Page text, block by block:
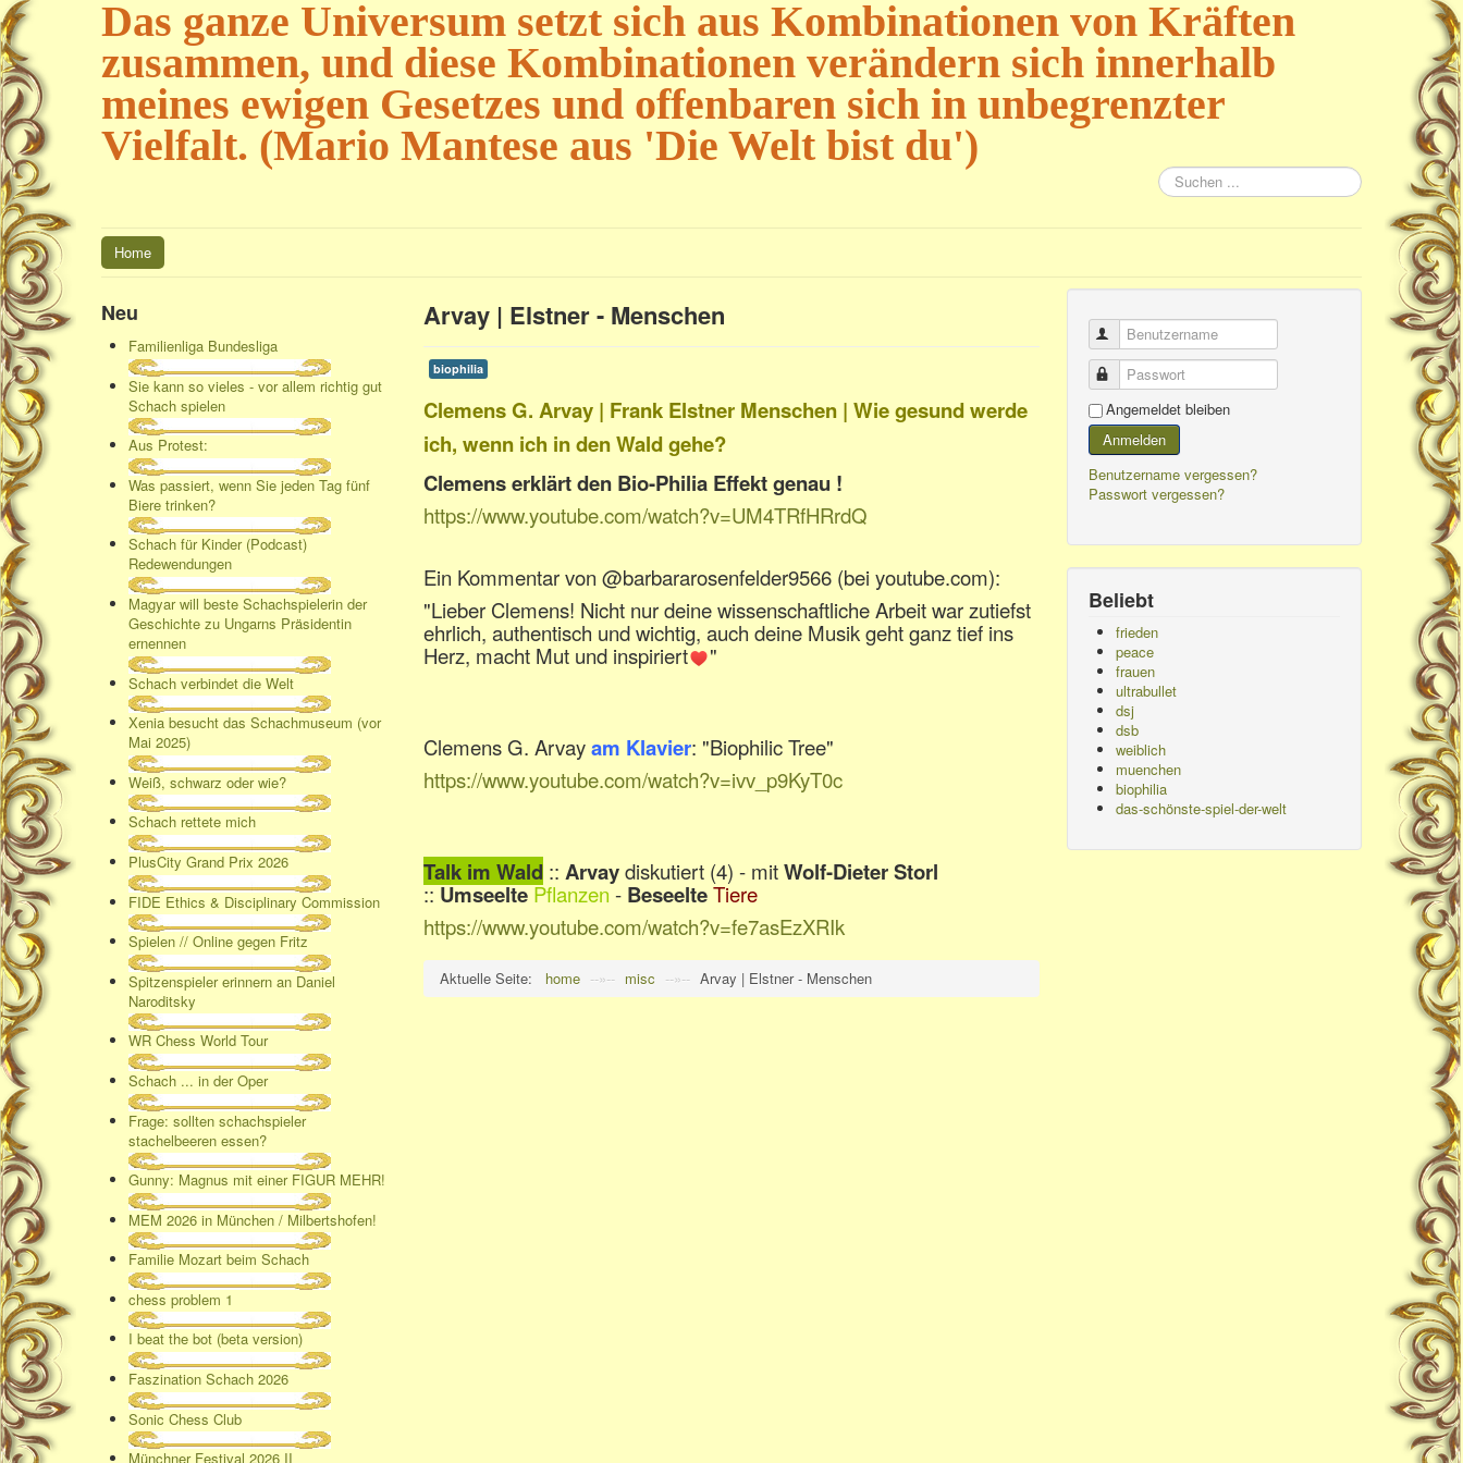
Das ganze Universum setzt sich aus Kombinationen von Kräften
zusammen, und diese Kombinationen verändern sich innerhalb
meines ewigen Gesetzes und offenbaren sich in unbegrenzter
Vielfalt. (Mario Mantese aus 'Die Welt bist du')
Suchen
...
Home
Neu
Familienliga Bundesliga
Sie kann so vieles - vor allem richtig gut
Schach spielen
Aus Protest:
Was passiert, wenn Sie jeden Tag fünf
Biere trinken?
Schach für Kinder (Podcast)
Redewendungen
Magyar will beste Schachspielerin der
Geschichte zu Ungarns Präsidentin
ernennen
Schach verbindet die Welt
Xenia besucht das Schachmuseum (vor
Mai 2025)
Weiß, schwarz oder wie?
Schach rettete mich
PlusCity Grand Prix 2026
FIDE Ethics & Disciplinary Commission
Spielen // Online gegen Fritz
Spitzenspieler erinnern an Daniel
Naroditsky
WR Chess World Tour
Schach ... in der Oper
Frage: sollten schachspieler
stachelbeeren essen?
Gunny: Magnus mit einer FIGUR MEHR!
MEM 2026 in München / Milbertshofen!
Familie Mozart beim Schach
chess problem 1
I beat the bot (beta version)
Faszination Schach 2026
Sonic Chess Club
Münchner Festival 2026 II
Arvay | Elstner - Menschen
biophilia
Clemens G. Arvay | Frank Elstner Menschen | Wie gesund werde
ich, wenn ich in den Wald gehe?
Clemens erklärt den Bio-Philia Effekt genau !
https://www.youtube.com/watch?v=UM4TRfHRrdQ
Ein Kommentar von @barbararosenfelder9566(bei youtube.com):
"Lieber Clemens! Nicht nur deine wissenschaftliche Arbeit war zutiefst
ehrlich, authentisch und wichtig, auch deine Musik geht ganz tief ins
Herz, macht Mut und inspiriert
"
Clemens G. Arvayam Klavier: "Biophilic Tree"
https://www.youtube.com/watch?v=ivv_p9KyT0c
Talk im Wald:: Arvaydiskutiert (4) - mitWolf-Dieter Storl
::UmseeltePflanzen- Beseelte Tiere
https://www.youtube.com/watch?v=fe7asEzXRIk
Aktuelle Seite: home --»-- misc --»-- Arvay | Elstner - Menschen
Benutzername
Passwort
Angemeldet bleiben
Anmelden
Benutzername vergessen?
Passwort vergessen?
Beliebt
frieden
peace
frauen
ultrabullet
dsj
dsb
weiblich
muenchen
biophilia
das-schönste-spiel-der-welt